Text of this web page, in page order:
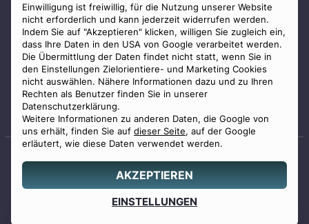
Einwilligung ist freiwillig, für die Nutzung unserer Website
nicht erforderlich und kann jederzeit widerrufen werden.
Indem Sie auf "Akzeptieren" klicken, willigen Sie zugleich ein,
dass Ihre Daten in den USA von Google verarbeitet werden.
Die Übermittlung der Daten findet nicht statt, wenn Sie in
den Einstellungen Zielorientiere- und Marketing Cookies
nicht auswählen. Nähere Informationen dazu und zu Ihren
Rechten als Benutzer finden Sie in unserer
Datenschutzerklärung.
Weitere Informationen zu anderen Daten, die Google von
uns erhält, finden Sie auf dieser Seite, auf der Google
erläutert, wie diese Daten verwendet werden.
AKZEPTIEREN
EINSTELLUNGEN
0800 88 44 04
erstellen
Staatlich geprüfter
© 2026 Benu GmbH. Alle Rechte vorbehalten.